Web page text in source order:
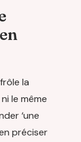
la
le même
‘une
préciser